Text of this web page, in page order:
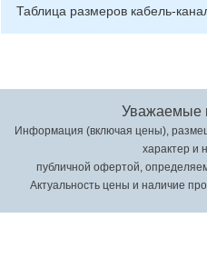
Таблица размеров кабель-
Уважаемые
Информация (включая цены),
характер и
публичной офертой,
Актуальность цены и наличие